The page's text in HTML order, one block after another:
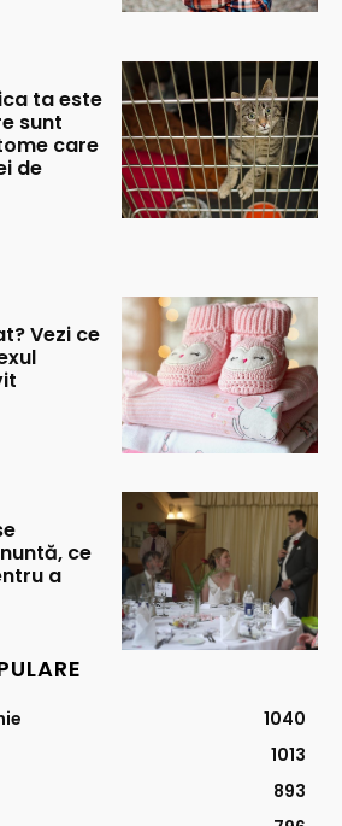
ta este
sunt
care
de
Vezi ce
ce
a
1040
1013
893